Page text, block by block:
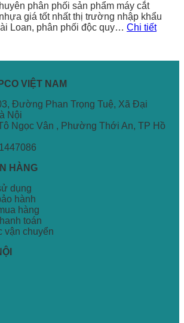
phân phối sản phẩm máy cắt
giá tốt nhất thị trường nhập khẩu
Loan, phân phối độc quy… Chi tiết
VIỆT NAM
Đường Phan Trọng Tuệ, Xã Đại
Nội
Ngọc Vân , Phường Thới An, TP Hồ
HÀNG
dụng
hành
hàng
toán
vận chuyển